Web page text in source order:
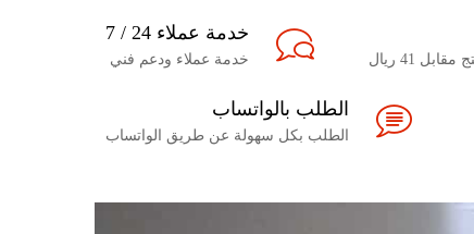
41 ريال
خدمة عملاء 24 / 7
خدمة عملاء ودعم فني
الطلب بالواتساب
الطلب بكل سهولة عن طريق الواتساب